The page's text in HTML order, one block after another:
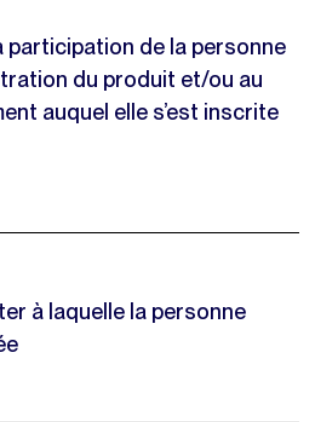
participation de la personne
du produit et/ou au
auquel elle s’est inscrite
à laquelle la personne